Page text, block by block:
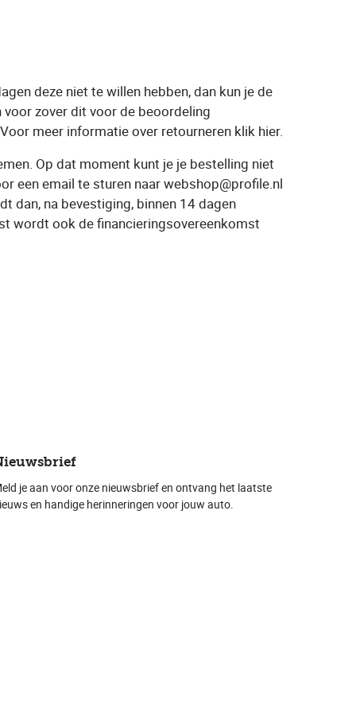
deze niet te willen hebben, dan kun je de
zover dit voor de beoordeling
meer informatie over retourneren klik hier.
Op dat moment kunt je je bestelling niet
een email te sturen naar webshop@profile.nl
dan, na bevestiging, binnen 14 dagen
wordt ook de financieringsovereenkomst
je aan voor onze nieuwsbrief en ontvang het laatste
en handige herinneringen voor jouw auto.